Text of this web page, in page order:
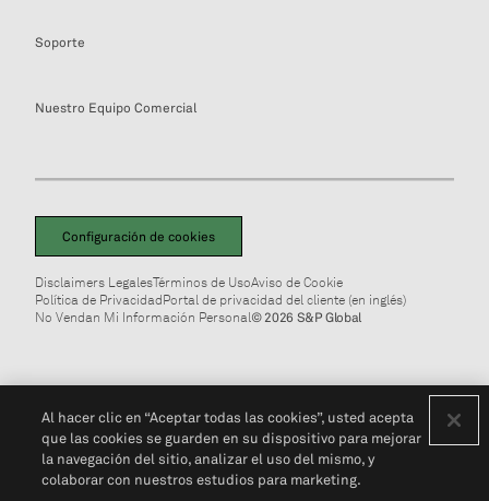
Soporte
Nuestro Equipo Comercial
Configuración de cookies
Disclaimers LegalesTérminos de UsoAviso de Cookie
Política de PrivacidadPortal de privacidad del cliente (en inglés)
No Vendan Mi Información Personal© 2026 S&P Global
Al hacer clic en “Aceptar todas las cookies”, usted acepta
que las cookies se guarden en su dispositivo para mejorar
la navegación del sitio, analizar el uso del mismo, y
colaborar con nuestros estudios para marketing.